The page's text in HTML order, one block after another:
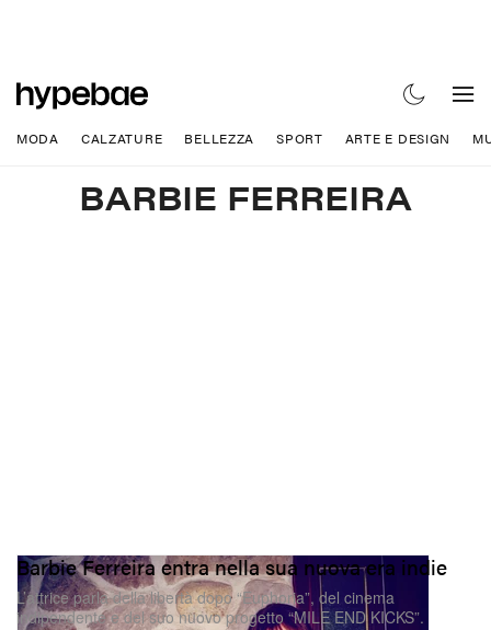
MODA CALZATURE BELLEZZA SPORT ARTE E DESIGN
BARBIE FERREIRA
Barbie Ferreira entra nella sua nuova era indie
L’attrice parla della libertà dopo “Euphoria”, del cinema
indipendente e del suo nuovo progetto “MILE END KICKS”.